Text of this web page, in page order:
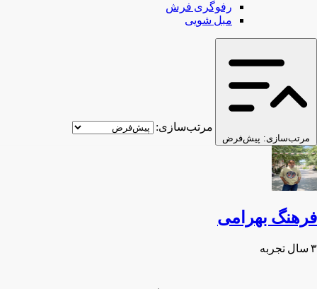
رفوگری فرش
مبل شویی
مرتب‌سازی: پیش‌فرض
مرتب‌سازی:
فرهنگ بهرامی
۳ سال تجربه